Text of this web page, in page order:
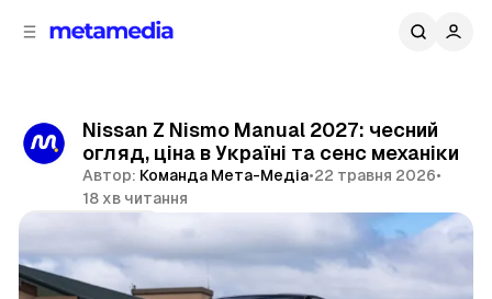
Nissan Z Nismo Manual 2027: чесний
огляд, ціна в Україні та сенс механіки
Автор: Команда Мета-Медіа•22 травня 2026•
18 хв читання